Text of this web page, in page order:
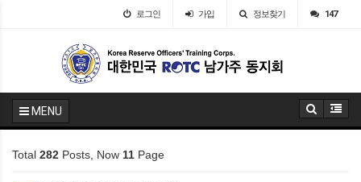
로그인 가입 정보찾기 147
MENU
Total 282 Posts, Now 11 Page